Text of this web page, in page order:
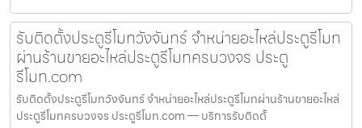
รับติดตั้งประตูรีโมทวังจันทร์ จำหน่ายอะไหล่ประตูรีโมท
ผ่านร้านขายอะไหล่ประตูรีโมทครบวงจร ประตู
รีโมท.com
รับติดตั้งประตูรีโมทวังจันทร์ จำหน่ายอะไหล่ประตูรีโมทผ่านร้านขายอะไหล่
ประตูรีโมทครบวงจร ประตูรีโมท.com — บริการรับติดตั้